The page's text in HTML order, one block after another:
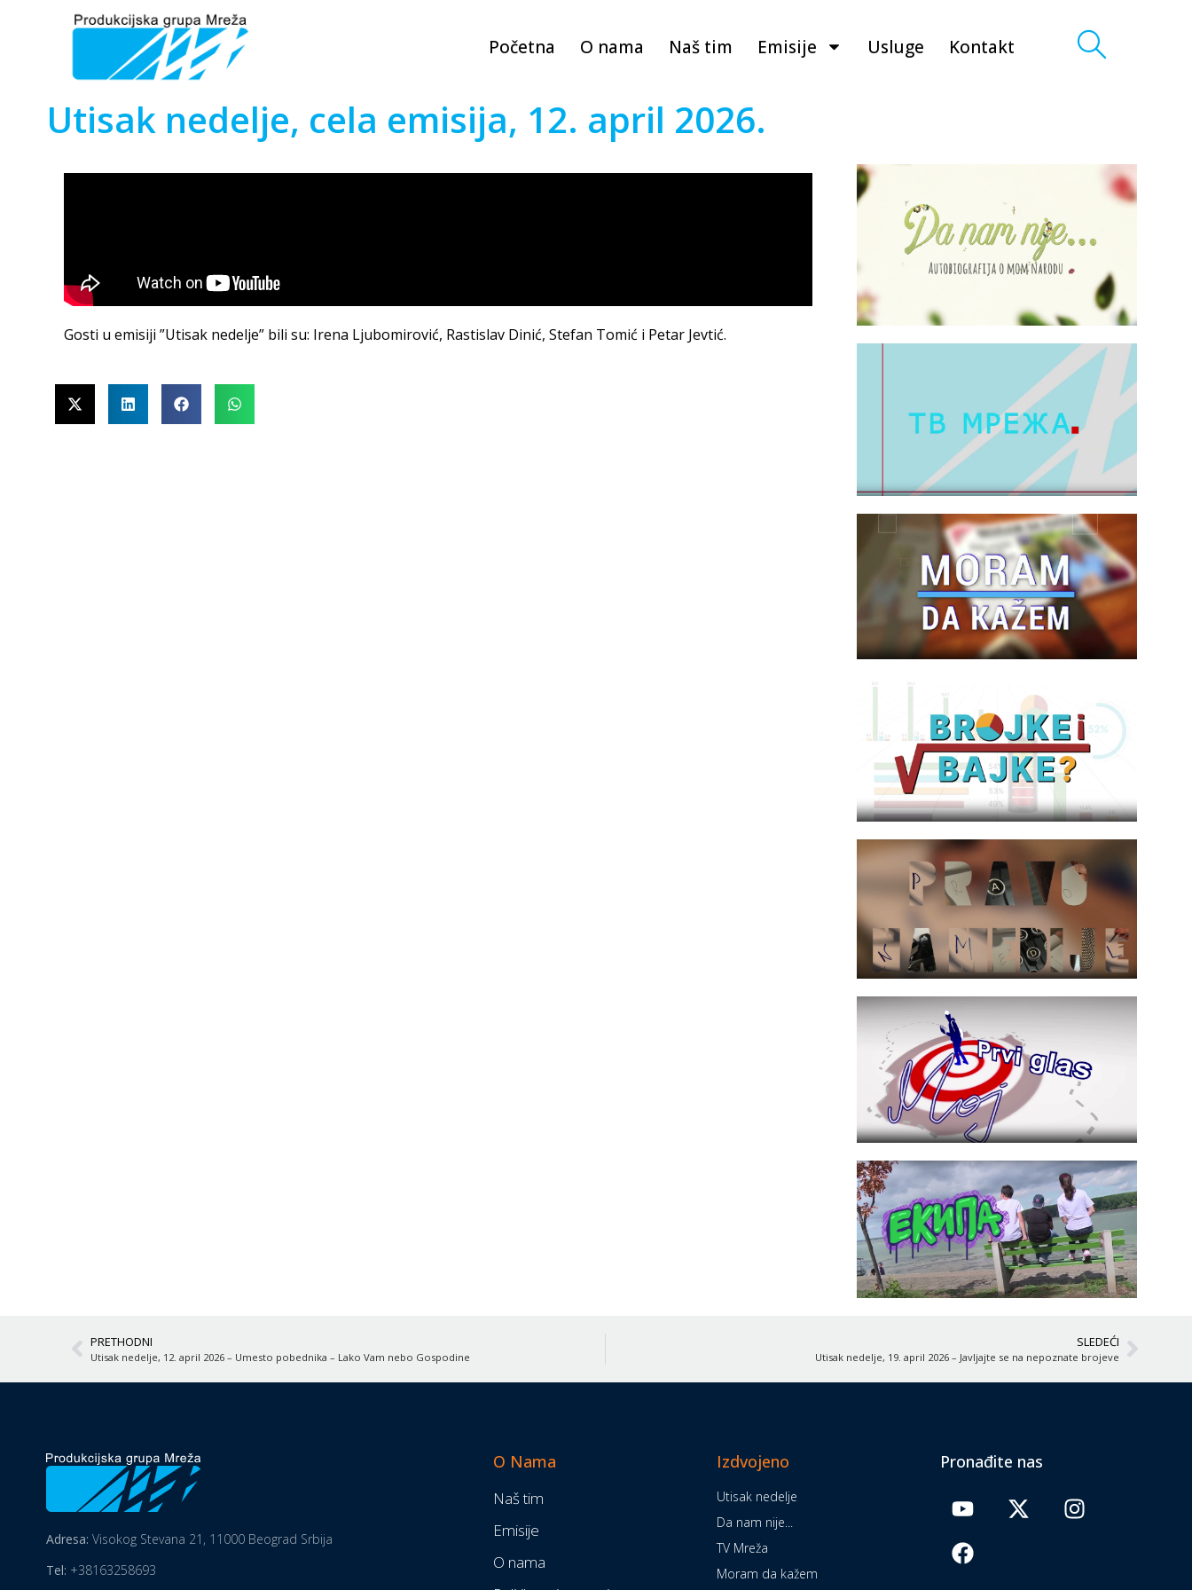
Početna O nama Naš tim Emisije Usluge Kontakt
Utisak nedelje, cela emisija, 12. april 2026.
Gosti u emisiji ”Utisak nedelje” bili su: Irena Ljubomirović, Rastislav Dinić, Stefan Tomić i Petar Jevtić.
PRETHODNI
Utisak nedelje, 12. april 2026 – Umesto pobednika – Lako Vam nebo Gospodine
SLEDEĆI
Utisak nedelje, 19. april 2026 – Javljajte se na nepoznate brojeve
Adresa: Visokog Stevana 21, 11000 Beograd Srbija
Tel: +38163258693
O Nama
Naš tim
Emisije
O nama
Izdvojeno
Utisak nedelje
Da nam nije...
TV Mreža
Moram da kažem
Pronađite nas